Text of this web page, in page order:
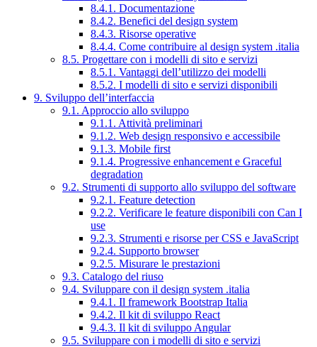
8.4.1. Documentazione
8.4.2. Benefici del design system
8.4.3. Risorse operative
8.4.4. Come contribuire al design system .italia
8.5. Progettare con i modelli di sito e servizi
8.5.1. Vantaggi dell’utilizzo dei modelli
8.5.2. I modelli di sito e servizi disponibili
9. Sviluppo dell’interfaccia
9.1. Approccio allo sviluppo
9.1.1. Attività preliminari
9.1.2. Web design responsivo e accessibile
9.1.3. Mobile first
9.1.4. Progressive enhancement e Graceful
degradation
9.2. Strumenti di supporto allo sviluppo del software
9.2.1. Feature detection
9.2.2. Verificare le feature disponibili con Can I
use
9.2.3. Strumenti e risorse per CSS e JavaScript
9.2.4. Supporto browser
9.2.5. Misurare le prestazioni
9.3. Catalogo del riuso
9.4. Sviluppare con il design system .italia
9.4.1. Il framework Bootstrap Italia
9.4.2. Il kit di sviluppo React
9.4.3. Il kit di sviluppo Angular
9.5. Sviluppare con i modelli di sito e servizi